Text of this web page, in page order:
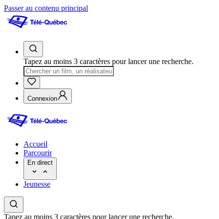
Passer au contenu principal
Tapez au moins 3 caractères pour lancer une recherche.
Connexion
Accueil
Parcourir
En direct
Jeunesse
Tapez au moins 3 caractères pour lancer une recherche.